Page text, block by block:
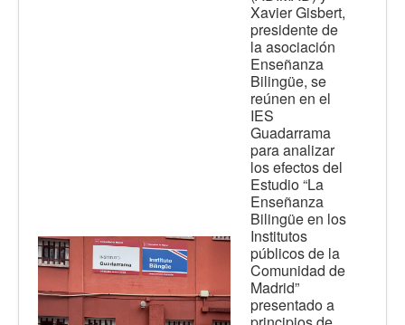
Xavier Gisbert,
presidente de
la asociación
Enseñanza
Bilingüe, se
reúnen en el
IES
Guadarrama
para analizar
los efectos del
Estudio “La
Enseñanza
Bilingüe en los
Institutos
públicos de la
Comunidad de
Madrid”
presentado a